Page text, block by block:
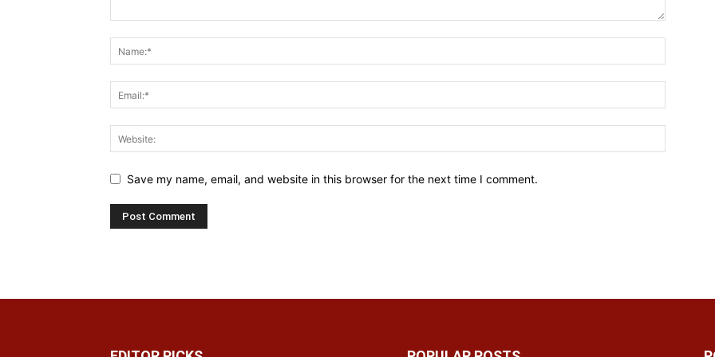
Save my name, email, and website in this browser for the next time I comment.